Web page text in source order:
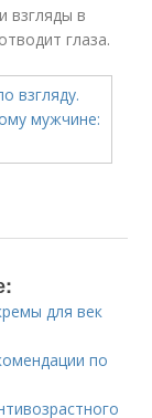
взгляды в
глаза.
для век
по